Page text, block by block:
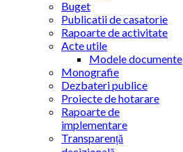
Buget
Publicatii de casatorie
Rapoarte de activitate
Acte utile
Modele documente
Monografie
Dezbateri publice
Proiecte de hotarare
Rapoarte de
implementare
Transparență